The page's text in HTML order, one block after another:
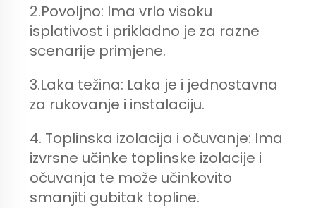
2.Povoljno: Ima vrlo visoku
isplativost i prikladno je za razne
scenarije primjene.
3.Laka težina: Laka je i jednostavna
za rukovanje i instalaciju.
4. Toplinska izolacija i očuvanje: Ima
izvrsne učinke toplinske izolacije i
očuvanja te može učinkovito
smanjiti gubitak topline.